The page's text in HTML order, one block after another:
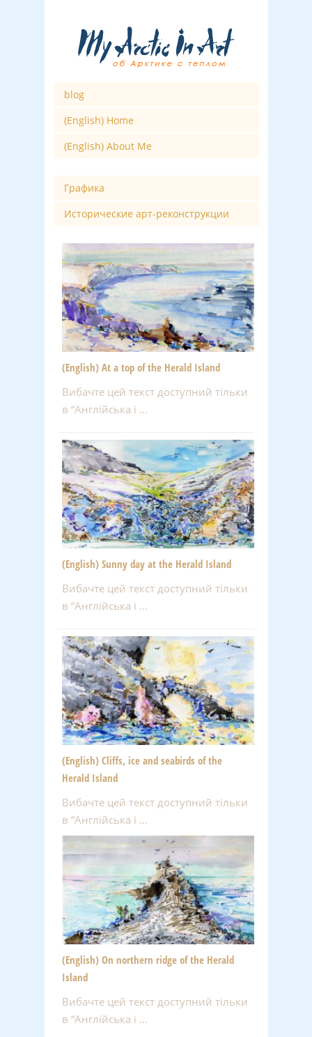
blog
(English) Home
(English) About Me
Графика
Исторические арт-реконструкции
(English) At a top of the Herald Island
Вибачте цей текст доступний тільки
в “Англійська і ...
(English) Sunny day at the Herald Island
Вибачте цей текст доступний тільки
в “Англійська і ...
(English) Cliffs, ice and seabirds of the
Herald Island
Вибачте цей текст доступний тільки
в “Англійська і ...
(English) On northern ridge of the Herald
Island
Вибачте цей текст доступний тільки
в “Англійська і ...